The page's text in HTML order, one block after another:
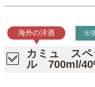
海外の洋酒 出
カミュ ス
ル 700ml/